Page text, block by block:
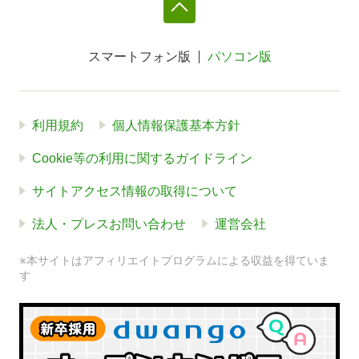
スマートフォン版 パソコン版
利用規約 個人情報保護基本方針
Cookie等の利用に関するガイドライン
サイトアクセス情報の取得について
法人・プレスお問い合わせ 運営会社
※本サイトはアフィリエイトプログラムによる収益を得ていま
す